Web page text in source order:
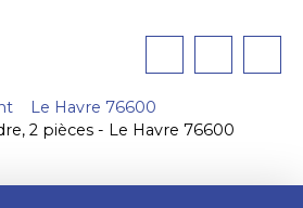
Le Havre 76600
2 pièces - Le Havre 76600